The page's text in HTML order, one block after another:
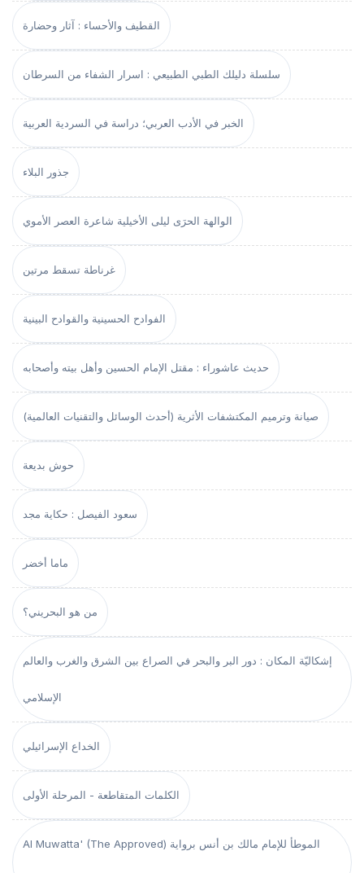
القطيف والأحساء : آثار وحضارة
سلسلة دليلك الطبي الطبيعي : اسرار الشفاء من السرطان
الخبر في الأدب العربي؛ دراسة في السردية العربية
جذور البلاء
الوالهة الحرَى ليلى الأخيلية شاعرة العصر الأموي
غرناطة تسقط مرتين
الفوادح الحسينية والقوادح البينية
حديث عاشوراء : مقتل الإمام الحسين وأهل بيته وأصحابه
صيانة وترميم المكتشفات الأثرية (أحدث الوسائل والتقنيات العالمية)
حوش بديعة
سعود الفيصل : حكاية مجد
ماما أخضر
من هو البحريني؟
إشكاليّة المكان : دور البر والبحر في الصراع بين الشرق والغرب والعالم
الإسلامي
الخداع الإسرائيلي
الكلمات المتقاطعة - المرحلة الأولى
Al Muwatta' (The Approved) الموطأ للإمام مالك بن أنس برواية